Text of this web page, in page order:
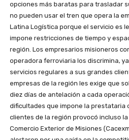
opciones más baratas para trasladar
no pueden usar el tren que opera la
Latina Logística porque el servicio es
impone restricciones de tiempo y
región. Los empresarios misioneros
operadora ferroviaria los discrimina,
servicios regulares a sus grandes
empresas de la región les exige que
diez días de antelación a cada
dificultades que impone la prestataria
clientes de la región provocó incluso
Comercio Exterior de Misiones